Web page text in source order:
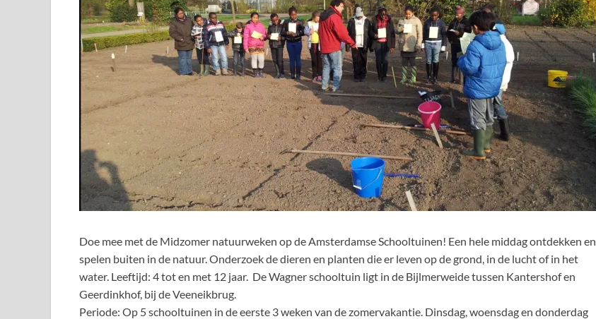
Doe mee met de Midzomer natuurweken op de Amsterdamse Schooltuinen! Een hele middag ontdekken en
spelen buiten in de natuur. Onderzoek de dieren en planten die er leven op de grond, in de lucht of in het
water. Leeftijd: 4 tot en met 12 jaar. De Wagner schooltuin ligt in de Bijlmerweide tussen Kantershof en
Geerdinkhof, bij de Veeneikbrug.
Periode: Op 5 schooltuinen in de eerste 3 weken van de zomervakantie. Dinsdag, woensdag en donderdag